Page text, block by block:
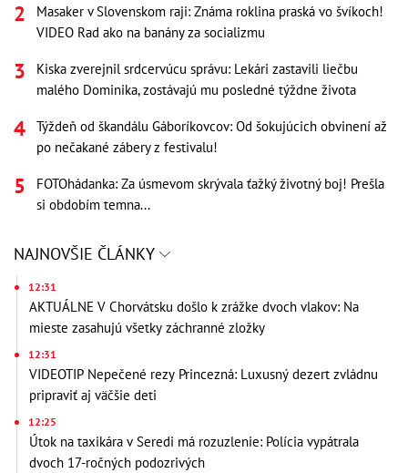
Masaker v Slovenskom raji: Známa roklina praská vo švíkoch!
VIDEO Rad ako na banány za socializmu
Kiska zverejnil srdcervúcu správu: Lekári zastavili liečbu
malého Dominika, zostávajú mu posledné týždne života
Týždeň od škandálu Gáboríkovcov: Od šokujúcich obvinení až
po nečakané zábery z festivalu!
FOTOhádanka: Za úsmevom skrývala ťažký životný boj! Prešla
si obdobím temna...
NAJNOVŠIE ČLÁNKY
12:31
AKTUÁLNE V Chorvátsku došlo k zrážke dvoch vlakov: Na
mieste zasahujú všetky záchranné zložky
12:31
VIDEOTIP Nepečené rezy Princezná: Luxusný dezert zvládnu
pripraviť aj väčšie deti
12:25
Útok na taxikára v Seredi má rozuzlenie: Polícia vypátrala
dvoch 17-ročných podozrivých